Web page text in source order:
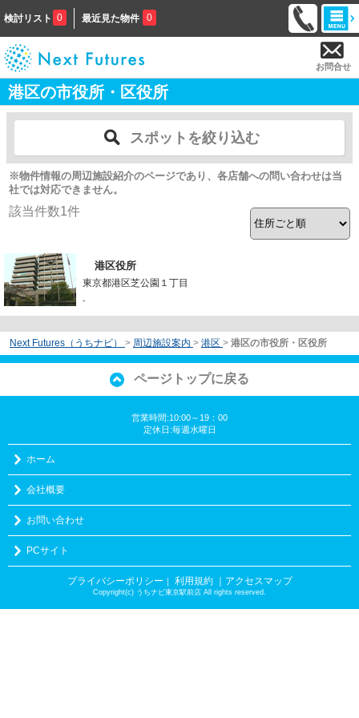
検討リスト 0 最近見た物件 0
お問合せ
港区の市役所・区役所
スポットを絞り込む
※物件情報の周辺施設紹介のページであり、各店舗への問い合わせは当
社では対応できません。
該当件数1件
港区役所
東京都港区芝公園１丁目
-
Next Futures（うちナビ） > 周辺施設案内 > 港区 > 港区の市役所・区役所
ページトップに戻る
営業時間:10:00～19：00
定休日:毎週水曜日
ホーム
会社概要
お問い合わせ
PCサイト
プライバシーポリシー ｜ 利用規約 ｜アクセスマップ
Copyright(c) うちナビ東京駅前店 All rights reserved.